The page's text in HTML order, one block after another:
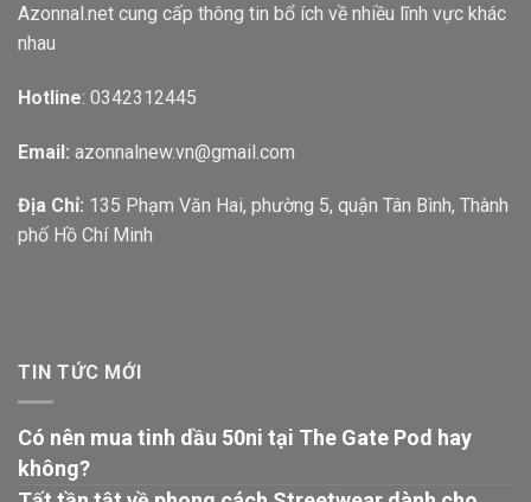
Azonnal.net cung cấp thông tin bổ ích về nhiều lĩnh vực khác
nhau
Hotline: 0342312445
Email: azonnalnew.vn@gmail.com
Địa Chỉ: 135 Phạm Văn Hai, phường 5, quận Tân Bình, Thành
phố Hồ Chí Minh
TIN TỨC MỚI
Có nên mua tinh dầu 50ni tại The Gate Pod hay
không?